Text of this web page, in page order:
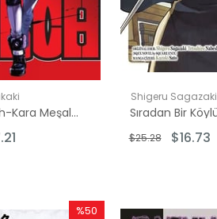
Black Torch-Kara Meşale Cilt 1
Shigeru Sagazaki
$16.73
$25.28
%50